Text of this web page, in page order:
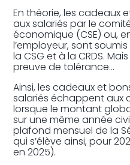
En théorie, les cadeaux
aux salariés par le
économique (CSE) ou,
l’employeur, sont
la CSG et à la CRDS.
preuve de tolérance…
Ainsi, les cadeaux et
salariés échappent aux
lorsque le montant
sur une même année
plafond mensuel de la
qui s’élève ainsi, pour
en 2025).